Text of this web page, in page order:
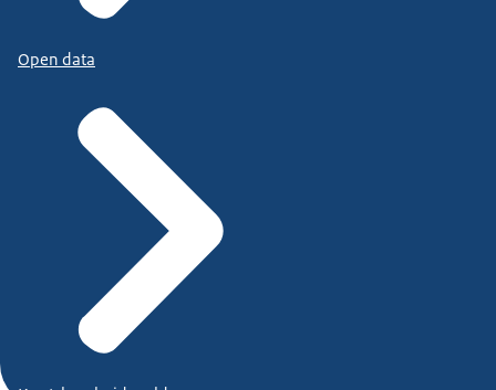
Open data